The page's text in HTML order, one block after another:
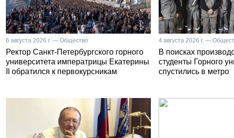
6 августа 2026 г. — Общество
Ректор Санкт-Петербургского горного
университета императрицы Екатерины
II обратился к первокурсникам
4 августа 2026 г. —
В поисках
студенты Горного
спустились в метро